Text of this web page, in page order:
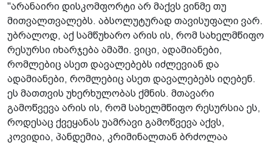
"არანაირი დისკომფორტი არ მაქვს ვინმე თუ
მითვალთვალებს. აბსოლუტურად თავისუფალი ვარ.
უბრალოდ, აქ სამწუხარო არის ის, რომ სახელმწიფო
რესურსი იხარჯება ამაში. ვიცი, ადამიანები,
რომლებიც ასეთ დავალებებს იძლევიან და
ადამიანები, რომლებიც ასეთ დავალებებს იღებენ.
ეს მათთვის უხერხულობას ქმნის. მთავარი
გამოწვევა არის ის, რომ სახელმწიფო რესურსია ეს,
როდესაც ქვეყანას უამრავი გამოწვევა აქვს,
კოვიდია, პანდემია, კრიმინალთან ბრძოლაა